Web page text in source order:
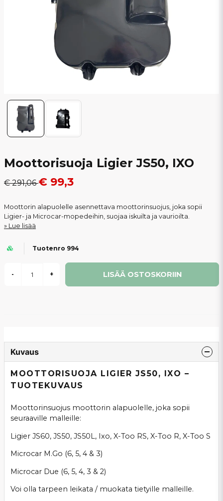
Moottorisuoja Ligier JS50, IXO
€ 291,06€ 99,3
Moottorin alapuolelle asennettava moottorinsuojus, joka sopii
Ligier- ja Microcar-mopedeihin, suojaa iskuilta ja vaurioilta.
Lue lisää
Tuotenro 994
- + LISÄÄ OSTOSKORIIN
Kuvaus
MOOTTORISUOJA LIGIER JS50, IXO –
TUOTEKUVAUS
Moottorinsuojus moottorin alapuolelle, joka sopii
seuraaville malleille:
Ligier JS60, JS50, JS50L, Ixo, X-Too RS, X-Too R, X-Too S
Microcar M.Go (6, 5, 4 & 3)
Microcar Due (6, 5, 4, 3 & 2)
Voi olla tarpeen leikata / muokata tietyille malleille.